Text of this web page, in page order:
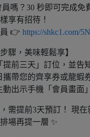
嗎？30 秒即可完成免
享有招待！
👉 https://shkc1.com/
驟，美味輕鬆享】
提前三天」訂位，並告
攜帶您的齊享券或龍蝦
動出示手機「會員畫面
需提前3天預訂！ 現在
場再提一層 ✨